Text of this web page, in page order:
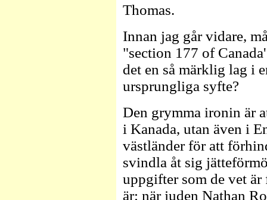
Thomas.
Innan jag går vidare,
"section 177 of
det en så märklig lag i
ursprungliga syfte?
Den grymma ironin är
i Kanada, utan även i
västländer för att
svindla åt sig
uppgifter som de vet
är: när juden Nathan